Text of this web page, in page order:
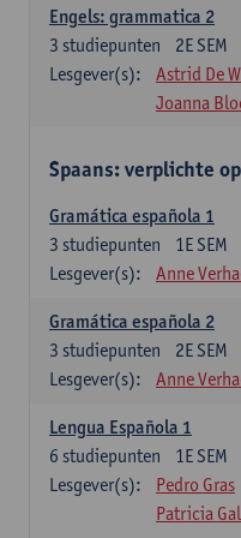
Engels: grammatica 2
2E SEM
3 studiepunten
Lesgever(s):
Astrid De
Joanna
Spaans: verplichte
Gramática española 1
1E SEM
3 studiepunten
Lesgever(s):
Anne
Gramática española 2
2E SEM
3 studiepunten
Lesgever(s):
Anne
Lengua Española 1
1E SEM
6 studiepunten
Lesgever(s):
Pedro Gras
Patricia